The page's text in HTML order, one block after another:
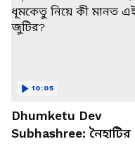
Dhumketu Dev
Subhashree: নৈহাটির
10:05